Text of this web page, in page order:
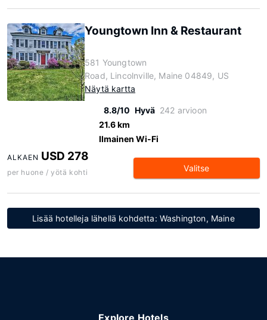
Youngtown Inn & Restaurant
581 Youngtown
Road, Lincolnville, Maine 04849, US
Näytä kartta
8.8/10 Hyvä 242 arvioon
21.6 km
Ilmainen Wi-Fi
ALKAEN USD 278
per huone / yötä kohti Valitse
Lisää hotelleja lähellä kohdetta: Washington, Maine
Explore Hotels